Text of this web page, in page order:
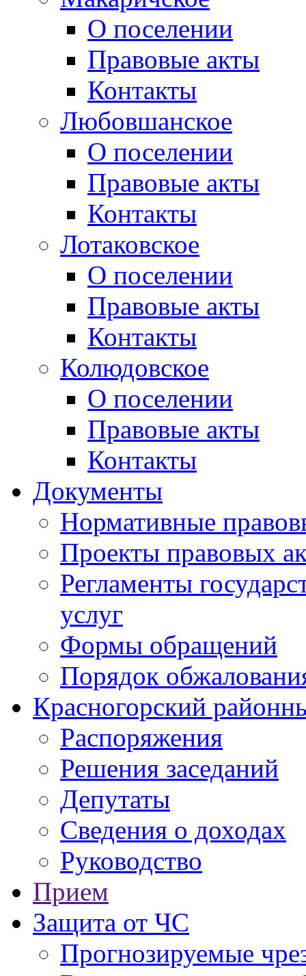
О поселении
Правовые акты
Контакты
Любовшанское
О поселении
Правовые акты
Контакты
Лотаковское
О поселении
Правовые акты
Контакты
Колюдовское
О поселении
Правовые акты
Контакты
Документы
Нормативные
Проекты правовых
Регламенты
услуг
Формы обращений
Порядок
Красногорский
Распоряжения
Решения заседаний
Депутаты
Сведения о доходах
Руководство
Прием
Защита от ЧС
Прогнозируемые